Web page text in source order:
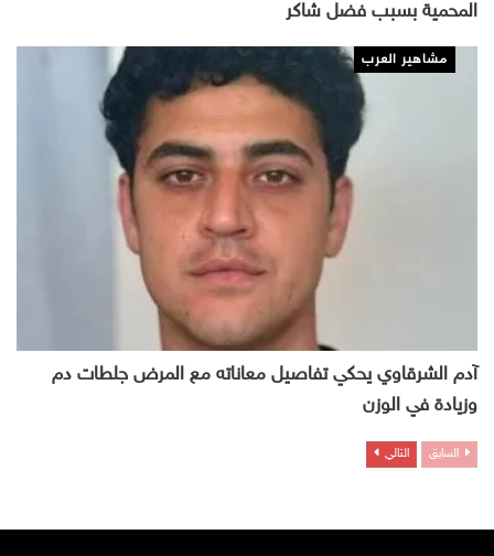
المحمية بسبب فضل شاكر
مشاهير العرب
آدم الشرقاوي يحكي تفاصيل معاناته مع المرض جلطات دم
وزيادة في الوزن
السابق التالي